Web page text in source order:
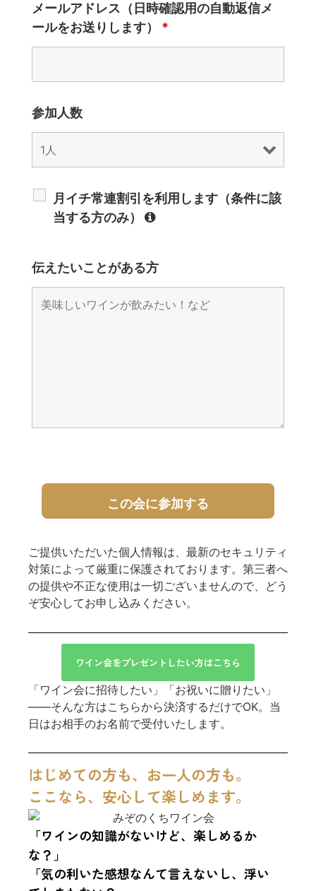
メールアドレス（日時確認用の自動返信メ
ールをお送りします） *
参加人数
月イチ常連割引を利用します（条件に該
当する方のみ）
伝えたいことがある方
ご提供いただいた個人情報は、最新のセキュリティ
対策によって厳重に保護されております。第三者へ
の提供や不正な使用は一切ございませんので、どう
ぞ安心してお申し込みください。
ワイン会をプレゼントしたい方はこちら
「ワイン会に招待したい」「お祝いに贈りたい」
——そんな方はこちらから決済するだけでOK。当
日はお相手のお名前で受付いたします。
はじめての方も、お一人の方も。
ここなら、安心して楽しめます。
「ワインの知識がないけど、楽しめるか
な？」
「気の利いた感想なんて言えないし、浮い